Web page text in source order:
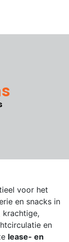
voor het
en snacks in
krachtige,
en
lease- en